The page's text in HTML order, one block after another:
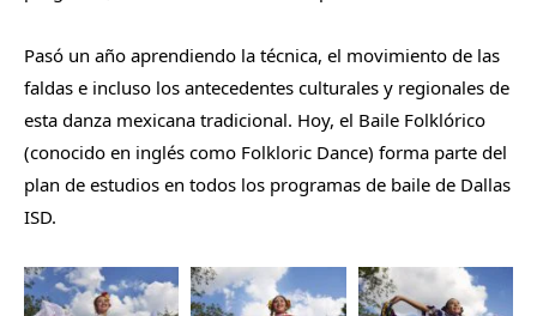
Pasó un año aprendiendo la técnica, el movimiento de las
faldas e incluso los antecedentes culturales y regionales de
esta danza mexicana tradicional. Hoy, el Baile Folklórico
(conocido en inglés como Folkloric Dance) forma parte del
plan de estudios en todos los programas de baile de Dallas
ISD.